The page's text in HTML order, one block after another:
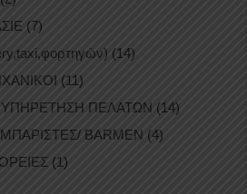
(7)
(14)
(11)
ΠΕΛΑΤΩΝ (14)
BARMEN (4)
(1)